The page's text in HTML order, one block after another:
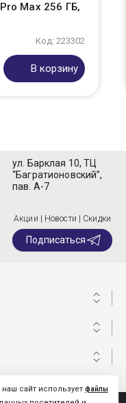
Max 256 ГБ,
Код: 223302
В корзину
ул. Барклая 10, ТЦ
“Багратионовский”,
пав. А-7
Акции | Новости | Скидки
Подписаться
сайт использует файлы